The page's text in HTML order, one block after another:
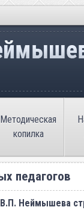
Методическая
копилка
педагогов
Неймышева